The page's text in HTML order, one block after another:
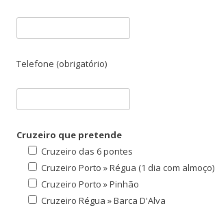
Telefone (obrigatório)
Cruzeiro que pretende
Cruzeiro das 6 pontes
Cruzeiro Porto » Régua (1 dia com almoço)
Cruzeiro Porto » Pinhão
Cruzeiro Régua » Barca D'Alva